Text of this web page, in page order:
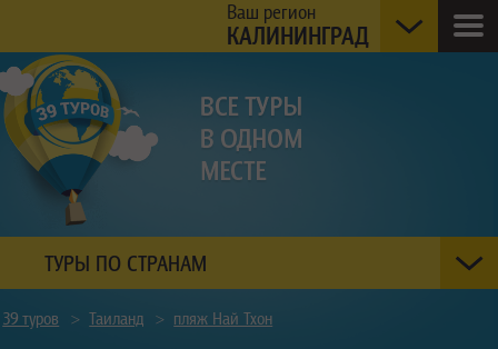
Ваш регион
КАЛИНИНГРАД
ТУРЫ ПО СТРАНАМ
39 туров > Таиланд > пляж Най Тхон